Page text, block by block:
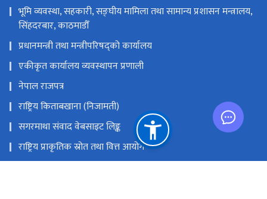
भूमि व्यवस्था, सहकारी, सङ्‍घीय मामिला तथा सामान्य प्रशासन मन्त्रालय,
सिंहदरबार, काठमाडौँ
प्रधानमन्त्री तथा मन्त्रीपरिषद्को कार्यालय
एकीकृत कार्यालय व्यवस्थापन प्रणाली
नेपाल राजपत्र
राष्ट्रिय किताबखाना (निजामती)
सगरमाथा संवाद वेबसाइट लिङ्क
राष्ट्रिय प्राकृतिक स्रोत तथा वित्त आयोग